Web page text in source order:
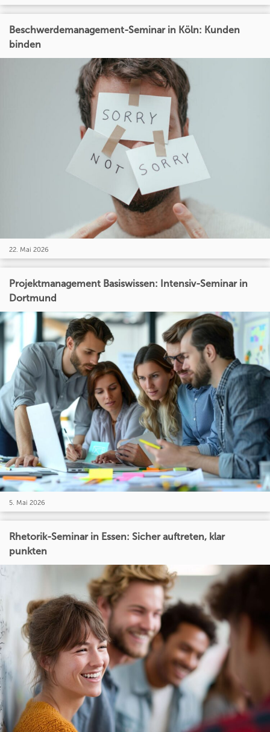
Beschwerdemanagement-Seminar in Köln: Kunden
binden
22. Mai 2026
Projektmanagement Basiswissen: Intensiv-Seminar in
Dortmund
5. Mai 2026
Rhetorik-Seminar in Essen: Sicher auftreten, klar
punkten